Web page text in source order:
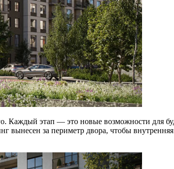
Каждый этап — это новые возможности для
за периметр двора, чтобы